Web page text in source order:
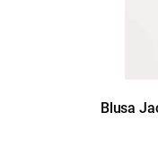
Blusa